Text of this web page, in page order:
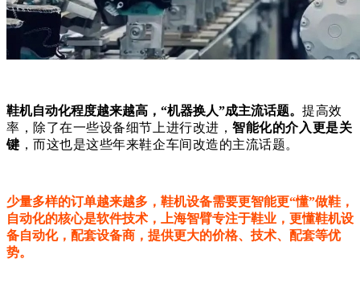
鞋机自动化程度越来越高，“机器换人”成主流话题。 提高效
率，除了在一些设备细节上进行改进，智能化的介入更是关
键 ，而这也是这些年来鞋企车间改造的主流话题。
少量多样的订单越来越多，鞋机设备需要更智能更“懂”做鞋，
自动化的核心是软件技术，上海智臂专注于鞋业，更懂鞋机设
备自动化，配套设备商，提供更大的价格、技术、配套等优
势。